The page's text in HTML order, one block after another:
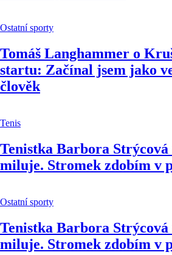
Ostatní sporty
Tomáš Langhammer o
startu: Začínal jsem jako
člověk
Tenis
Tenistka Barbora
miluje. Stromek zdobím v
Ostatní sporty
Tenistka Barbora
miluje. Stromek zdobím v